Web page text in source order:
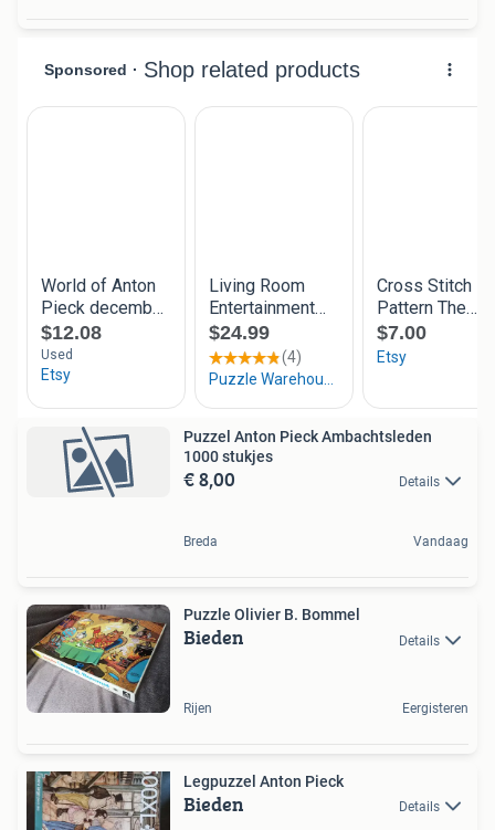
Puzzel Anton Pieck Ambachtsleden
1000 stukjes
€ 8,00 Details
Breda Vandaag
Puzzle Olivier B. Bommel
Bieden Details
Rijen Eergisteren
Legpuzzel Anton Pieck
Bieden Details